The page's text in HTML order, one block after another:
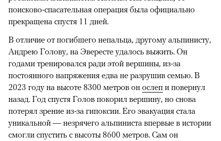
поисково-спасательная операция была официально
прекращена спустя 11 дней.
В отличие от погибшего непальца, другому альпинисту,
Андрею Голову, на Эвересте удалось выжить. Он
годами тренировался ради этой вершины, из-за
постоянного напряжения едва не разрушив семью. В
2023 году на высоте 8300 метров он ослеп и повернул
назад. Год спустя Голов покорил вершину, но снова
потерял зрение из-за гипоксии. Его эвакуация стала
уникальной — незрячего альпиниста впервые в истории
смогли спустить с высоты 8600 метров. Сам он